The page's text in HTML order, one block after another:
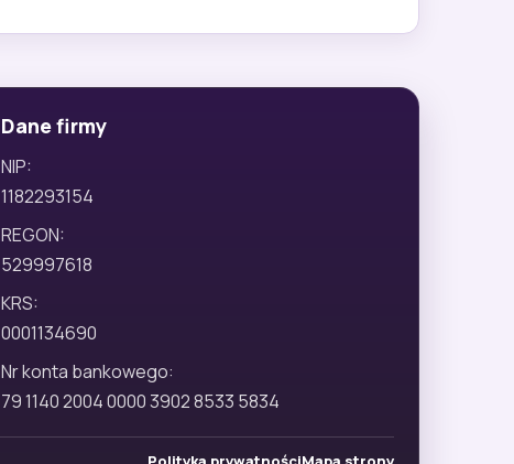
Dane firmy
NIP:
1182293154
REGON:
529997618
KRS:
0001134690
Nr konta bankowego:
79 1140 2004 0000 3902 8533 5834